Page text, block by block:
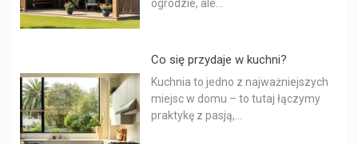
ogrodzie, ale...
Co się przydaje w kuchni?
Kuchnia to jedno z najważniejszych
miejsc w domu – to tutaj łączymy
praktykę z pasją,...